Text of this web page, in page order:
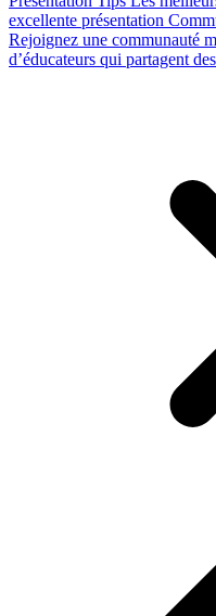
excellente présentation
Rejoignez une communauté
d’éducateurs qui partagent